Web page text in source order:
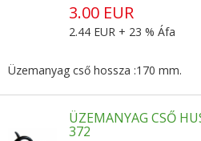
3.00 EUR
2.44 EUR + 23 % Áfa
Üzemanyag cső hossza :170 mm.
ÜZEMANYAG CSŐ
372